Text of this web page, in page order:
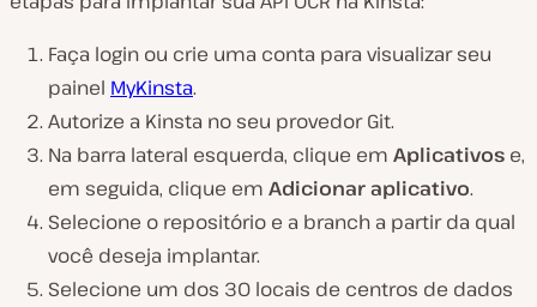
Faça login ou crie uma conta para visualizar seu
painel MyKinsta.
Autorize a Kinsta no seu provedor Git.
Na barra lateral esquerda, clique em Aplicativos e,
em seguida, clique em Adicionar aplicativo.
Selecione o repositório e a branch a partir da qual
você deseja implantar.
Selecione um dos 30 locais de centros de dados